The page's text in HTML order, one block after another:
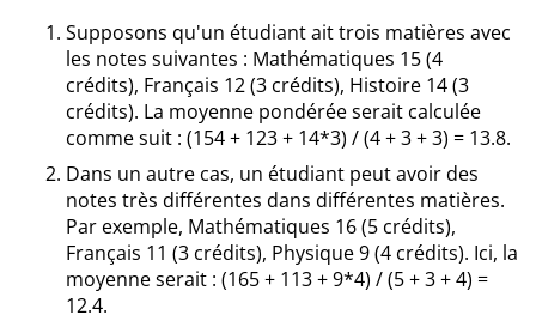
Supposons qu'un étudiant ait trois matières avec
les notes suivantes : Mathématiques 15 (4
crédits), Français 12 (3 crédits), Histoire 14 (3
crédits). La moyenne pondérée serait calculée
comme suit : (154 + 123 + 14*3) / (4 + 3 + 3) = 13.8.
Dans un autre cas, un étudiant peut avoir des
notes très différentes dans différentes matières.
Par exemple, Mathématiques 16 (5 crédits),
Français 11 (3 crédits), Physique 9 (4 crédits). Ici, la
moyenne serait : (165 + 113 + 9*4) / (5 + 3 + 4) =
12.4.